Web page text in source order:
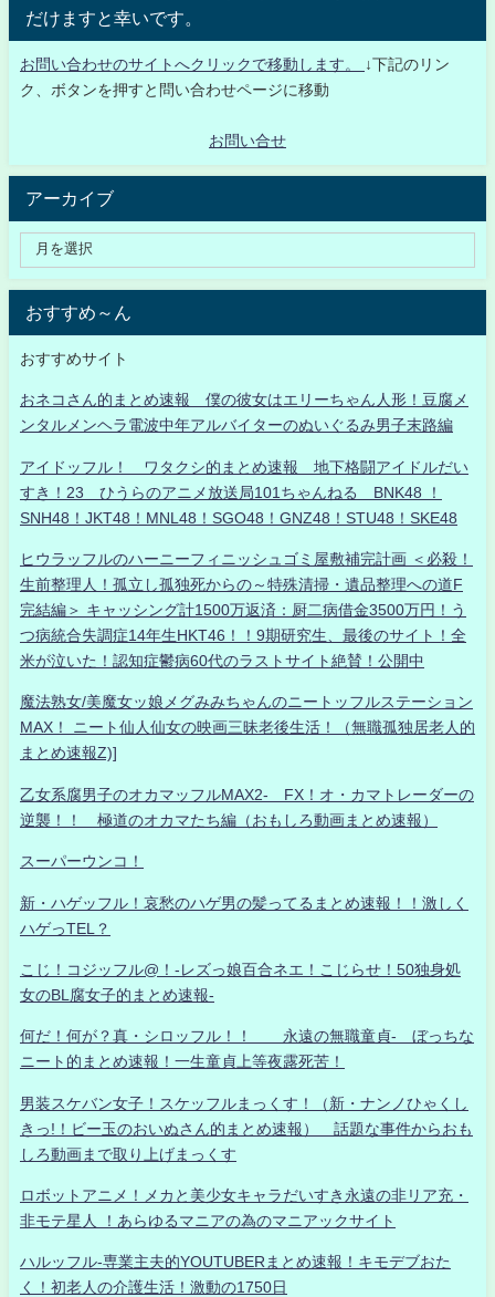
だけますと幸いです。
お問い合わせのサイトへクリックで移動します。
↓下記のリン
ク、ボタンを押すと問い合わせページに移動
お問い合せ
アーカイブ
おすすめ～ん
おすすめサイト
おネコさん的まとめ速報 僕の彼女はエリーちゃん人形！豆腐メ
ンタルメンヘラ電波中年アルバイターのぬいぐるみ男子末路編
アイドッフル！ ワタクシ的まとめ速報 地下格闘アイドルだい
すき！23 ひうらのアニメ放送局101ちゃんねる BNK48 ！
SNH48！JKT48！MNL48！SGO48！GNZ48！STU48！SKE48
ヒウラッフルのハーニーフィニッシュゴミ屋敷補完計画 ＜必殺！
生前整理人！孤立し孤独死からの～特殊清掃・遺品整理への道F
完結編＞ キャッシング計1500万返済：厨二病借金3500万円！う
つ病統合失調症14年生HKT46！！9期研究生、最後のサイト！全
米が泣いた！認知症鬱病60代のラストサイト絶賛！公開中
魔法熟女/美魔女ッ娘メグみみちゃんのニートッフルステーション
MAX！ ニート仙人仙女の映画三昧老後生活！（無職孤独居老人的
まとめ速報Z)]
乙女系腐男子のオカマッフルMAX2- FX！オ・カマトレーダーの
逆襲！！ 極道のオカマたち編（おもしろ動画まとめ速報）
スーパーウンコ！
新・ハゲッフル！哀愁のハゲ男の髪ってるまとめ速報！！激しく
ハゲっTEL？
こじ！コジッフル@！-レズっ娘百合ネエ！こじらせ！50独身処
女のBL腐女子的まとめ速報-
何だ！何が？真・シロッフル！！ 永遠の無職童貞- ぼっちな
ニート的まとめ速報！一生童貞上等夜露死苦！
男装スケバン女子！スケッフルまっくす！（新・ナンノひゃくし
きっ!！ビー玉のおいぬさん的まとめ速報） 話題な事件からおも
しろ動画まで取り上げまっくす
ロボットアニメ！メカと美少女キャラだいすき永遠の非リア充・
非モテ星人 ！あらゆるマニアの為のマニアックサイト
ハルッフル-専業主夫的YOUTUBERまとめ速報！キモデブおた
く！初老人の介護生活！激動の1750日